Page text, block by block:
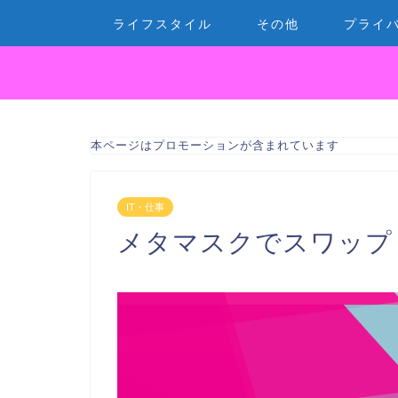
ライフスタイル その他 プライ
本ページはプロモーションが含まれています
IT・仕事
メタマスクでスワッ